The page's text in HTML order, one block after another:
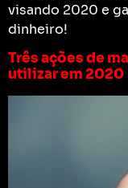
visando 2020 e
dinheiro!
Três ações de
utilizar em 2020